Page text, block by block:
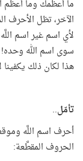
ما أعظمك وما أعظم
الآخر، تظل الأحرف
لأي اسم غير اسم
سوى اسم الله وحده!
هذا لكان ذلك
تأمّل..
أحرف اسم اللَّه
الحروف المقطَّعة: